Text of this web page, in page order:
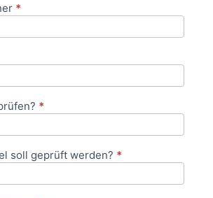
*
*
soll geprüft werden? *